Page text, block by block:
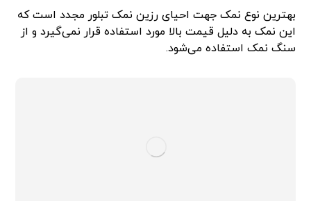
بهترین نوع نمک جهت احیای رزین نمک تبلور مجدد است که
این نمک به دلیل قیمت بالا مورد استفاده قرار نمی‌گیرد و از
سنگ نمک استفاده می‌شود.